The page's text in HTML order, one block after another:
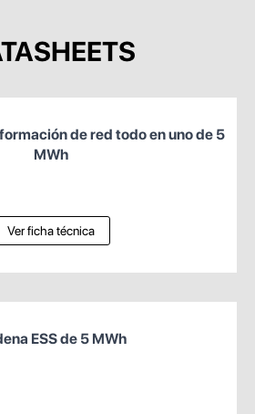
de red todo en uno de 5
MWh
Ver ficha técnica
ESS de 5 MWh